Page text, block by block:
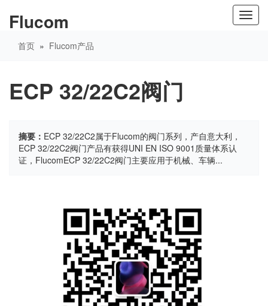
Flucom
首页 » Flucom产品
ECP 32/22C2阀门
摘要： ECP 32/22C2属于Flucom的阀门系列，产自意大利，
ECP 32/22C2阀门产品有获得UNI EN ISO 9001质量体系认
证，FlucomECP 32/22C2阀门主要应用于机械、车辆...